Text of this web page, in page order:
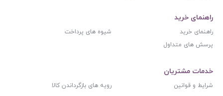
راهنمای خرید
راهنمای خرید
شیوه های پرداخت
پرسش های متداول
خدمات مشتریان
شرایط و قوانین
رویه های بازگرداندن کالا